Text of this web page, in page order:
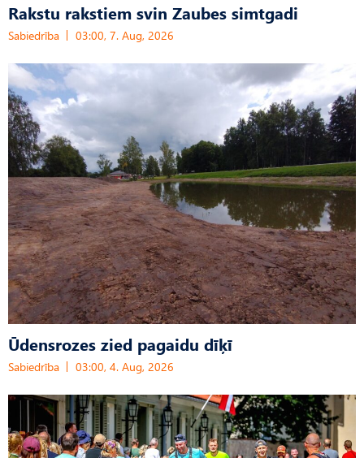
Rakstu rakstiem svin Zaubes simtgadi
Sabiedrība 03:00, 7. Aug, 2026
Ūdensrozes zied pagaidu dīķī
Sabiedrība 03:00, 4. Aug, 2026